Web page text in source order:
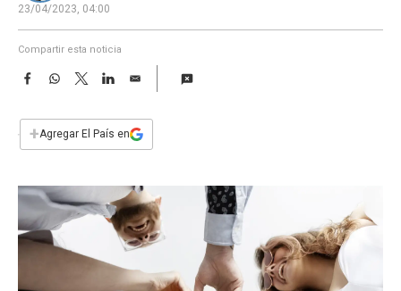
23/04/2023, 04:00
Compartir esta noticia
F
e
b
k
W
s
p
T
w
t
L
n
E
i
l
+Agregar El País en